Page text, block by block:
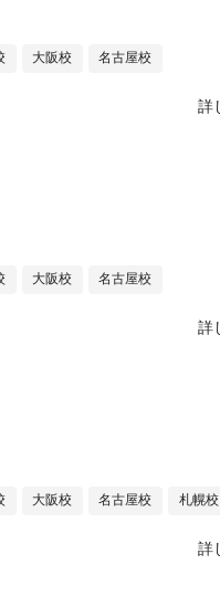
大阪校 名古屋校
詳
大阪校 名古屋校
詳
大阪校 名古屋校 札幌校
詳